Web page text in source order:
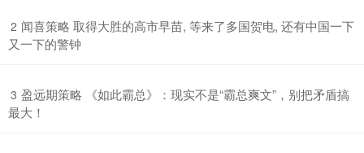
2 ​闻喜策略 取得大胜的高市早苗, 等来了多国贺电, 还有中国一下
又一下的警钟
3 ​盈远期策略 《如此霸总》：现实不是“霸总爽文”，别把矛盾搞
最大！